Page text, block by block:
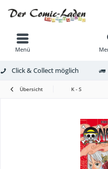
Menü
Click & Collect möglich
Übersicht K - S